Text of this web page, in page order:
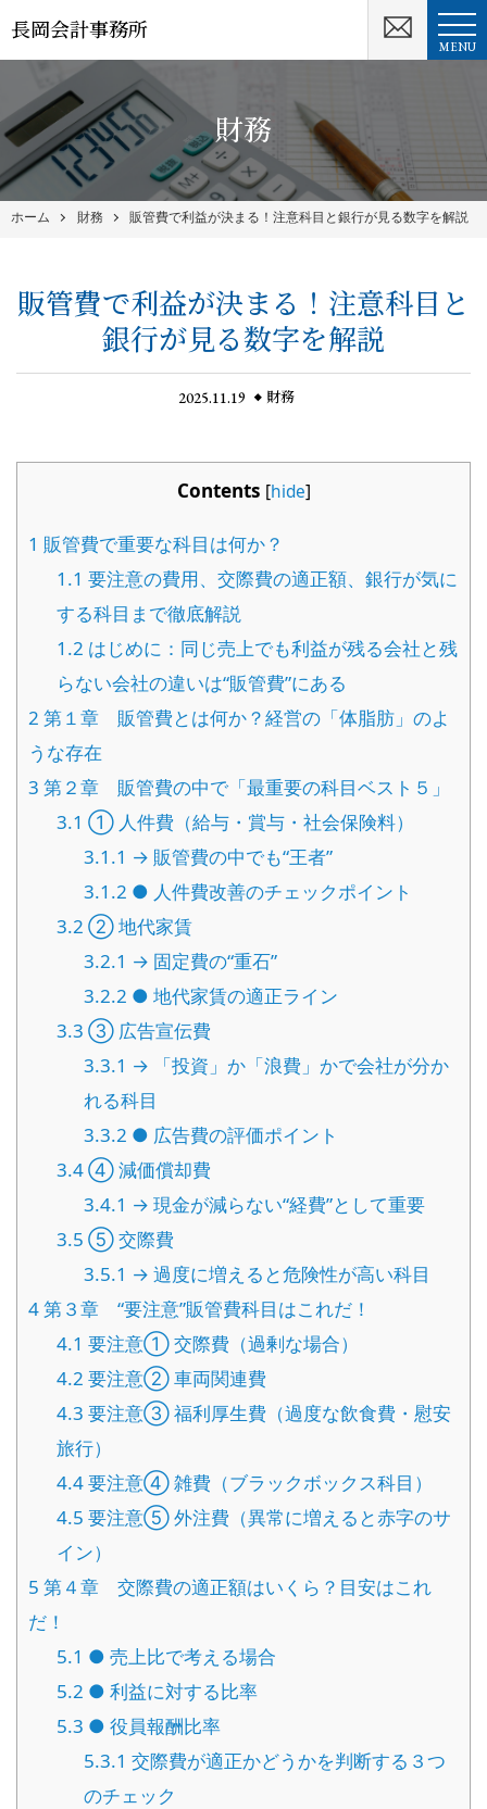
長岡会計事務所
MENU
財務
ホーム 財務 販管費で利益が決まる！注意科目と銀行が見る数字を解説
販管費で利益が決まる！注意科目と
銀行が見る数字を解説
2025.11.19 財務
Contents [hide]
1 販管費で重要な科目は何か？
1.1 要注意の費用、交際費の適正額、銀行が気に
する科目まで徹底解説
1.2 はじめに：同じ売上でも利益が残る会社と残
らない会社の違いは“販管費”にある
2 第１章 販管費とは何か？経営の「体脂肪」のよ
うな存在
3 第２章 販管費の中で「最重要の科目ベスト５」
3.1 ① 人件費（給与・賞与・社会保険料）
3.1.1 → 販管費の中でも“王者”
3.1.2 ● 人件費改善のチェックポイント
3.2 ② 地代家賃
3.2.1 → 固定費の“重石”
3.2.2 ● 地代家賃の適正ライン
3.3 ③ 広告宣伝費
3.3.1 → 「投資」か「浪費」かで会社が分か
れる科目
3.3.2 ● 広告費の評価ポイント
3.4④ 減価償却費
3.4.1 → 現金が減らない“経費”として重要
3.5 ⑤ 交際費
3.5.1 → 過度に増えると危険性が高い科目
4第３章 “要注意”販管費科目はこれだ！
4.1 要注意① 交際費（過剰な場合）
4.2 要注意② 車両関連費
4.3 要注意③ 福利厚生費（過度な飲食費・慰安
旅行）
4.4要注意④ 雑費（ブラックボックス科目）
4.5 要注意⑤ 外注費（異常に増えると赤字のサ
イン）
5 第４章 交際費の適正額はいくら？目安はこれ
だ！
5.1 ● 売上比で考える場合
5.2 ● 利益に対する比率
5.3 ● 役員報酬比率
5.3.1 交際費が適正かどうかを判断する３つ
のチェック